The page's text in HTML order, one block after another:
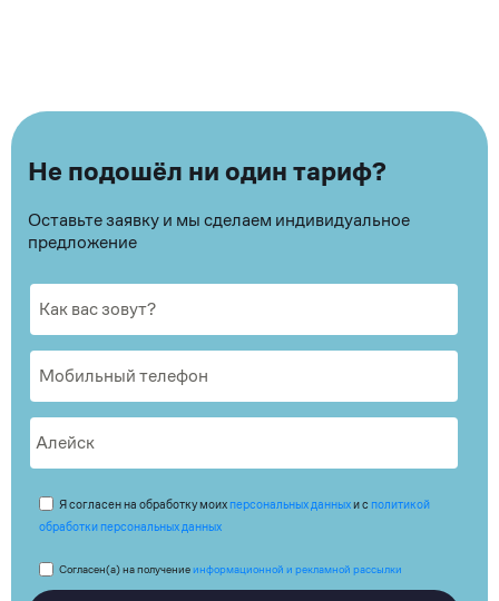
Не подошёл ни один тариф?
Оставьте заявку и мы сделаем индивидуальное
предложение
Я согласен на обработку моих персональных данныхи с политикой
обработки персональных данных
Согласен(а) на получениеинформационной и рекламной рассылки